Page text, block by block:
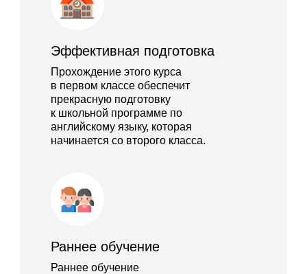
Прохождение этого курса
в первом классе обеспечит
прекрасную подготовку
к школьной программе по
английскому языку, которая
начинается со второго класса.
Эффективная подготовка
Раннее обучение
Раннее обучение